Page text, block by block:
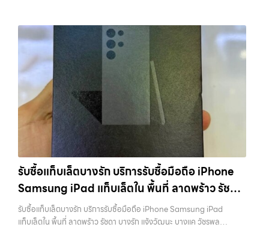
วังหินไม่ว่าคุณจะต้องการ รับซื้อโทรศัพท์, รับซื้อแมคบุค, รับซื้อโน๊ตบุ๊ค, รับ
ซื้อแท็บเล็ต, หรือบริการอื่นๆ เกี่ยวกับสินค้าไอที กรุงเทพฯ – เราพร้อมให้
บริการครบวงจร บริการของเรา เราให้บริการแบบครบวงจรสำหรับลูกค้าที่
ต้องการขายอุปกรณ์ไอที ไม่ว่าจะเป็น: รับซื้อไอโฟน ทุกรุ่น ทั้งเครื่องใหม่และ
เครื่องใช้งานแล้ว รับซื้อไอแพด แท็บเล็ต…
ต้องการเปลี่ยนรุ่น หรือต้องการเงินด่วน เราจึงมอบบริการประเมินสภาพ
เครื่อง ฟรี ปราบปรามความยุ่งยากทั้งหลาย โดยเน้น โปร่งใส มั่นใจได้ และ
จ่ายเงินทันทีเมื่อตกลงซื้อขายสำเร็จ บริการของเราครอบคลุมทั้ง iPhone
สายใหม่-เก่า, Samsung ทุกรุ่น, iPad และแท็บเล็ตทุกแบรนด์ เรารับถึงแม้
จะอยู่ในสภาพใช้งานแล้ว ตกแต่งแล้ว หรือมีรอยบ้าง เพราะมูลค่าของเครื่อง
ไม่ได้ขึ้นอยู่แค่ยี่ห้อ แต่ขึ้นอยู่กับสภาพจริง ความครบชุด และความสะดวกใน
การขายของคุณ เราจึงตั้งใจให้บริการในเขต ลาดพร้าว, รัชดา, บางรัก,
แจ้งวัฒนะ, บางแค, วัชรพล, รามอินทรา, บางนา, บางพลี, เกษตรนวมินทร์,
เสนานิคม, วังหิน อย่างเต็มที่ ไม่ว่าคุณจะค้นหาคำว่า “รับซื้อมือถือใกล้ฉัน”,
“รับซื้อโทรศัพท์มือสองกรุงเทพ”, “ขาย iPad ได้ราคา”, “รับซื้อแท็บเล็ต
กรุงเทพถึงที่”, หรือ “รับซื้อ Samsung มือสอง ราคาสูง” — ที่นี่คือคำตอบ
เพราะบริการของเรามุ่งตรงให้คุณได้รับราคาและความสะดวกสบายที่เหนือ
กว่า เลือกเราแล้วคุณจะได้บริการที่คุณไว้วางใจ พร้อมทีมงานที่พร้อม
อำนวยความสะดวก นัดรับถึงที่ ตรวจสภาพอย่างมืออาชีพ และจ่ายเงินทันที
ทั้งหมดนี้เพื่อให้การขายอุปกรณ์ของคุณเป็นเรื่องง่ายขึ้น ดีกว่า รวดเร็วกว่า
และคุ้มค่ากว่า ทำไมต้องเลือกเรา ผู้เชี่ยวชาญด้านการให้บริการ รับซื้อมือถือ
iPhone, Samsung, ไอแพด แท็บเล็ตทุกยี่ห้อ ในราคาสูง พร้อมจ่ายเงิน
วัชรพล รามอินทรา รับซื้อโทรศัพท์บางรัก — ผู้เชี่ยวชาญด้านการให้บริการ
รับซื้อมือถือ iPhone, Samsung, ไอแพด แท็บเล็ตทุกยี่ห้อ ในราคาสูง
พร้อมจ่ายเงินทันที รับซื้อโทรศัพท์บางรัก ผู้เชี่ยวชาญด้านการให้บริการ รับ
ซื้อมือถือ iPhone, Samsung, ไอแพด แท็บเล็ตทุกยี่ห้อ ในราคาสูง พร้อม
จ่ายเงินทันที… รับซื้อโทรศัพท์บางรัก ขายอุปกรณ์ไอทีแล้วอยากได้เงิน
ด่วน? ติดต่อเราเลย! การันตีราคาดี รับเงินทันใจ ประสบการณ์เหนือระดับ
กับการ รับซื้อไอโฟน, รับซื้อไอแพด, รับซื้อมือถือ ยินดีต้อนรับสู่ “รับซื้อขาย
มือถือ.com” เว็บไซต์ที่คุณไว้วางใจได้ สำหรับบริการ รับซื้อ มือถือ iPhone,
Samsung, iPad, แท็บเล็ต ทุกยี่ห้อ ให้ราคาสูง พร้อมจ่ายเงินทันที
ครอบคลุมพื้นที่ ลาดพร้าว, รัชดา, บางรัก, แจ้งวัฒนะ, บางแค, วัชรพล,
รามอินทรา และเขตกรุงเทพฯ ใกล้ “ใกล้ ฉัน” ที่สุด ในยุคที่สมาร์ทโฟน
แท็บเล็ต และอุปกรณ์ไอทีใหม่ๆ เปลี่ยนรุ่นกันแทบทุกช่วงเวลา อุปกรณ์ที่คุณ
ใช้แล้วอาจกลายเป็นของที่ไม่ได้ใช้งานอยู่เฉยๆ เว็บไซต์ของเราจึงเกิดขึ้นเพื่อ
เป็นทางเลือกให้คุณสามารถเปลี่ยนอุปกรณ์ที่ไม่ใช้แล้วให้กลายเป็นเงินสดได้
รับซื้อโน๊ตบุ๊ค, รับซื้อแท็บเล็ต, รับซื้อสินค้าไอทีกรุงเทพมหานคร อย่างครบ
วงจร ไม่ว่าคุณจะอยู่โซนเมืองหรือเขตชานเมือง เรามีทีมงานพร้อมให้บริการ
รับซื้อแท็บเล็ตบางรัก บริการรับซื้อมือถือ iPhone
Samsung iPad แท็บเล็ตใน พื้นที่ ลาดพร้าว รัชดา
บางรัก แจ้งวัฒนะ บางแค วัชรพล รามอินทรา
พร้อมจ่ายเงินทันที
รับซื้อแท็บเล็ตบางรัก บริการรับซื้อมือถือ iPhone Samsung iPad
แท็บเล็ตใน พื้นที่ ลาดพร้าว รัชดา บางรัก แจ้งวัฒนะ บางแค วัชรพล